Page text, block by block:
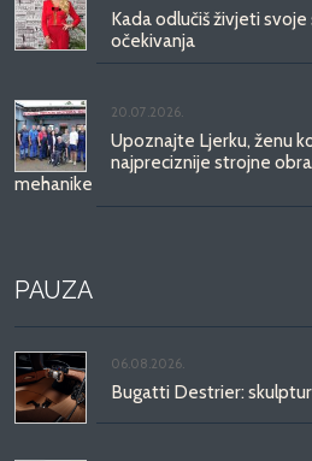
Kada odlučiš živjeti
očekivanja
20.07.2026.
Upoznajte Ljerku, ženu
najpreciznije strojne
mehanike
PAUZA
06.08.2026.
Bugatti Destrier: